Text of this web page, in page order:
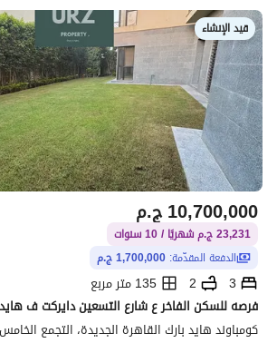
قيد الإنشاء
ج.م10,700,000
23,231 ج.م شهريًا / 10 سنوات
الدفعة المقدّمة: 1,700,000 ج.م
3
2
135 متر مربع